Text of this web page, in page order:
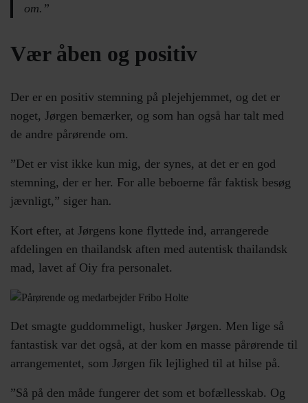
om.”
Vær åben og positiv
Der er en positiv stemning på plejehjemmet, og det er
noget, Jørgen bemærker, og som han også har talt med
de andre pårørende om.
”Det er vist ikke kun mig, der synes, at det er en god
stemning, der er her. For alle beboerne får faktisk besøg
jævnligt,” siger han.
Kort efter, at Jørgens kone flyttede ind, arrangerede
afdelingen en thailandsk aften med autentisk thailandsk
mad, lavet af Oiy fra personalet.
Det smagte guddommeligt, husker Jørgen. Men lige så
fantastisk var det også, at der kom en masse pårørende til
arrangementet, som Jørgen fik lejlighed til at hilse på.
”Så på den måde fungerer det som et bofællesskab. Og